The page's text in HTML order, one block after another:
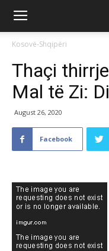
Kosovë-Shqipëri
Thaçi
Mal të Zi:
August 26, 2020
Facebook